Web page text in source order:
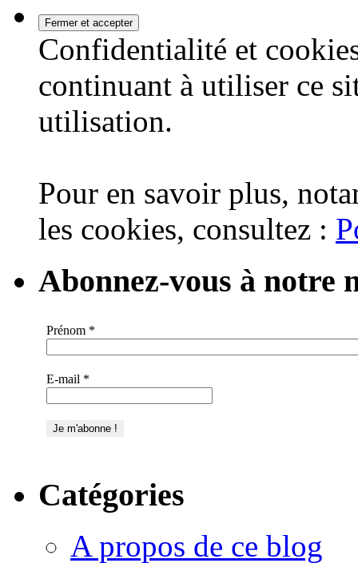
Confidentialité et
continuant à utiliser ce
utilisation.
Pour en savoir plus,
les cookies, consultez :
Abonnez-vous à notre
Prénom *
E-mail *
Catégories
A propos de ce blog